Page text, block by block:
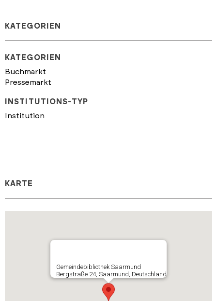
KATEGORIEN
KATEGORIEN
Buchmarkt
Pressemarkt
INSTITUTIONS-TYP
Institution
KARTE
Gemeindebibliothek Saarmund
Bergstraße 24, Saarmund, Deutschland